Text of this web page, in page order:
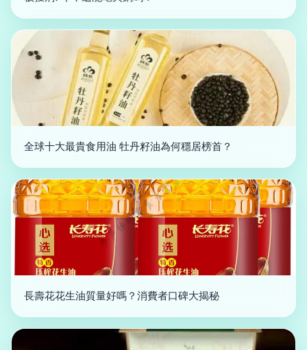
全球十大最貴食用油 牡丹籽油為何穩居榜首？
長壽花花生油質量好嗎？消費者口碑大揭秘